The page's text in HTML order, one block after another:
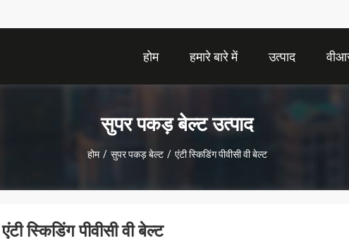
होम हमारे बारे में उत्पाद
सुपर पकड़ बेल्ट उत्पाद
होम / सुपर पकड़ बेल्ट / एंटी स्किडिंग पीवीसी वी बेल्ट
एंटी स्किडिंग पीवीसी वी बेल्ट